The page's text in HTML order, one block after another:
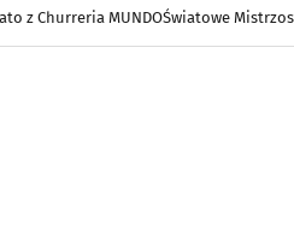
z Churreria MUNDOŚwiatowe